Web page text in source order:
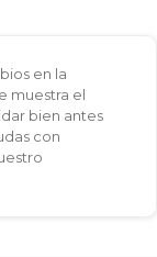
en la
muestra el
bien antes
con